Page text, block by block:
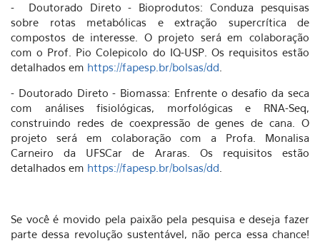
- Doutorado Direto - Bioprodutos: Conduza pesquisas
sobre rotas metabólicas e extração supercrítica de
compostos de interesse. O projeto será em colaboração
com o Prof. Pio Colepicolo do IQ-USP. Os requisitos estão
detalhados em https://fapesp.br/bolsas/dd
- Doutorado Direto - Biomassa: Enfrente o desafio da seca
com análises fisiológicas, morfológicas e RNA-Seq,
construindo redes de coexpressão de genes de cana. O
projeto será em colaboração com a Profa. Monalisa
Carneiro da UFSCar de Araras. Os requisitos estão
detalhados em https://fapesp.br/bolsas/dd
Se você é movido pela paixão pela pesquisa e deseja fazer
parte dessa revolução sustentável, não perca essa chance!